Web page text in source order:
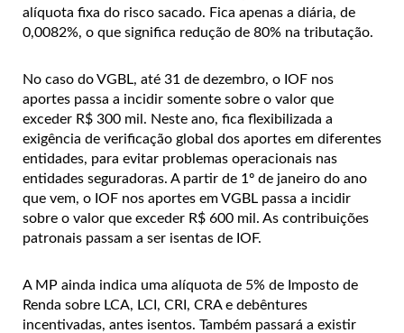
alíquota fixa do risco sacado. Fica apenas a diária, de
0,0082%, o que significa redução de 80% na tributação.
No caso do VGBL, até 31 de dezembro, o IOF nos
aportes passa a incidir somente sobre o valor que
exceder R$ 300 mil. Neste ano, fica flexibilizada a
exigência de verificação global dos aportes em diferentes
entidades, para evitar problemas operacionais nas
entidades seguradoras. A partir de 1º de janeiro do ano
que vem, o IOF nos aportes em VGBL passa a incidir
sobre o valor que exceder R$ 600 mil. As contribuições
patronais passam a ser isentas de IOF.
A MP ainda indica uma alíquota de 5% de Imposto de
Renda sobre LCA, LCI, CRI, CRA e debêntures
incentivadas, antes isentos. Também passará a existir